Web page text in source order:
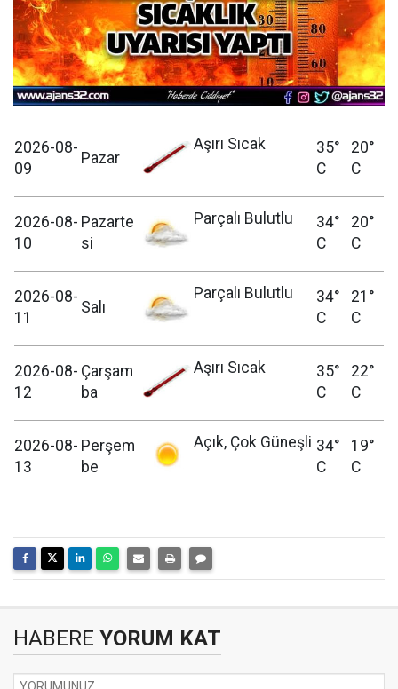
2026-08-
09
Pazar
Aşırı Sıcak
35°
C
20°
C
2026-08-
10
Pazarte
si
Parçalı Bulutlu
34°
C
20°
C
2026-08-
11
Salı
Parçalı Bulutlu
34°
C
21°
C
2026-08-
12
Çarşam
ba
Aşırı Sıcak
35°
C
22°
C
2026-08-
13
Perşem
be
Açık, Çok Güneşli 34°
C
19°
C
HABERE YORUM KAT